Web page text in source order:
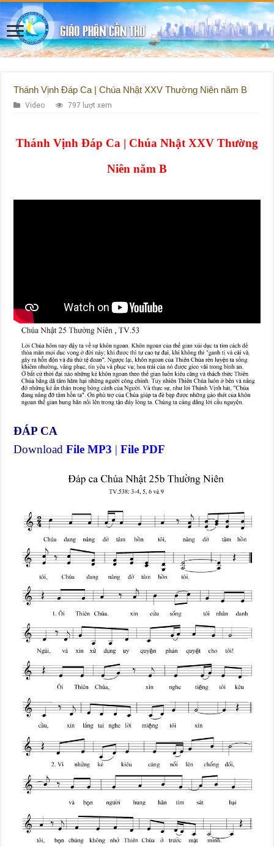
Thánh Vịnh Đáp Ca | Chúa Nhật XXV Thường Niên năm B
Video 797 lượt xem
Thánh Vịnh Đáp Ca | Chúa Nhật XXV Thường
Niên năm B
ĐÁP CA
DownloadFile MP3 | File PDF